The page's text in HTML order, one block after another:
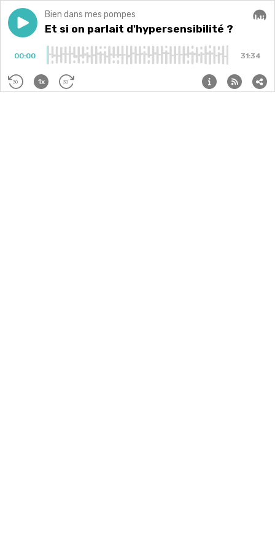
Play episode Et si on parlait d'hypersensibilité ?
Bien dans mes pompes
Et si on parlait d'hypersensibilité ?
00:00 31:34
30 1x 30